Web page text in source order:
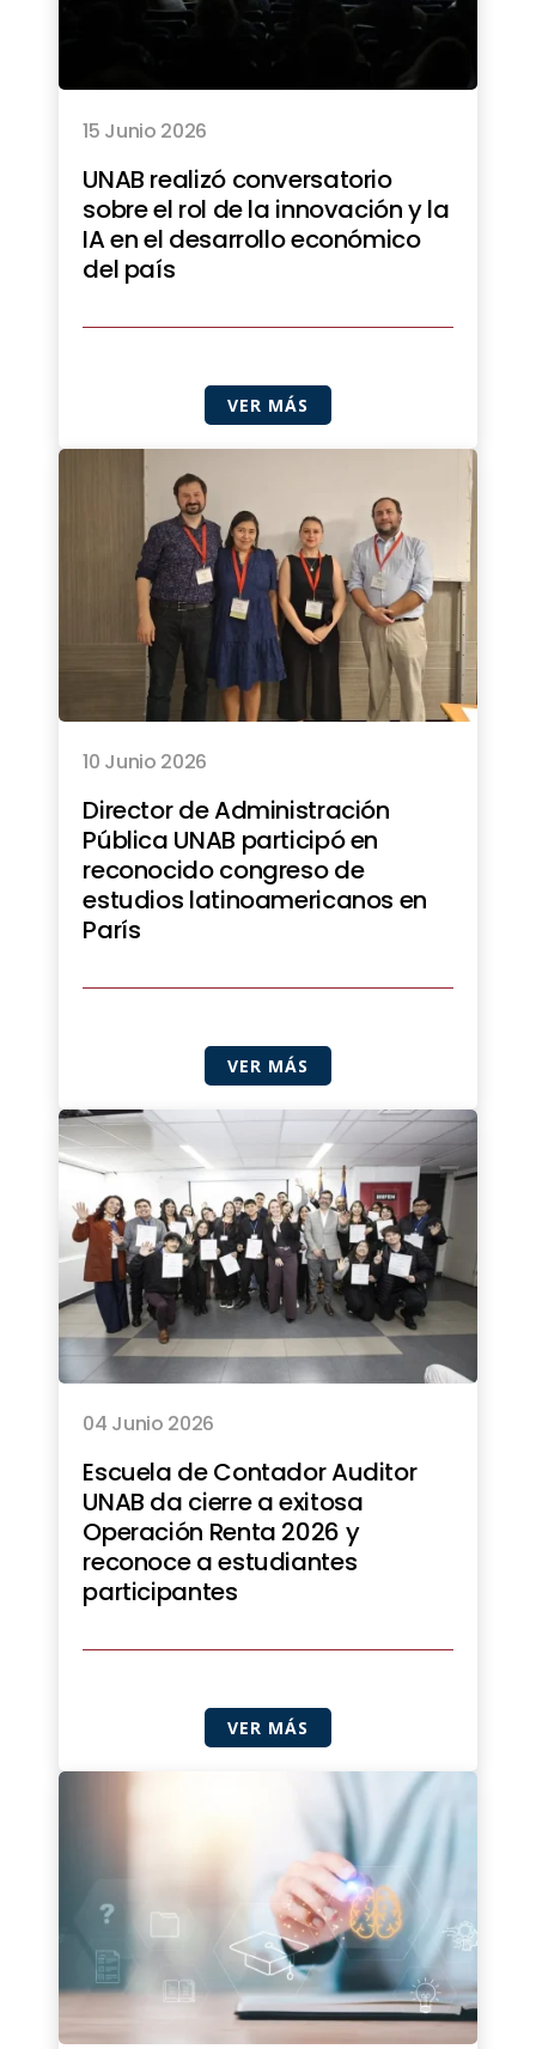
15 Junio 2026
UNAB realizó conversatorio
sobre el rol de la innovación y la
IA en el desarrollo económico
del país
VER MÁS
10 Junio 2026
Director de Administración
Pública UNAB participó en
reconocido congreso de
estudios latinoamericanos en
París
VER MÁS
04 Junio 2026
Escuela de Contador Auditor
UNAB da cierre a exitosa
Operación Renta 2026 y
reconoce a estudiantes
participantes
VER MÁS